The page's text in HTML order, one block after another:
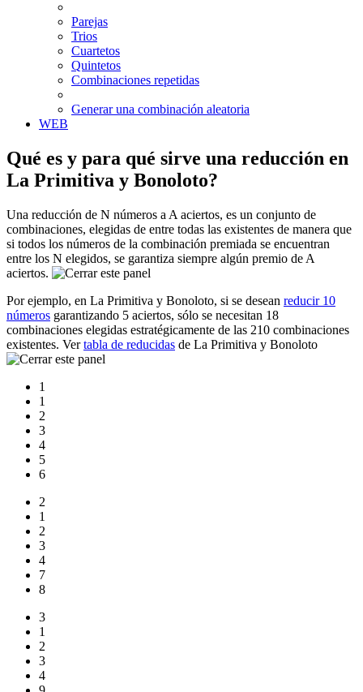
Parejas
Trios
Cuartetos
Quintetos
Combinaciones repetidas
Generar una combinación aleatoria
WEB
Qué es y para qué sirve una reducción en
La Primitiva y Bonoloto?
Una reducción de N números a A aciertos, es un conjunto de
combinaciones, elegidas de entre todas las existentes de manera que
si todos los números de la combinación premiada se encuentran
entre los N elegidos, se garantiza siempre algún premio de A
aciertos.
Por ejemplo, en La Primitiva y Bonoloto, si se desean reducir 10
números garantizando 5 aciertos, sólo se necesitan 18
combinaciones elegidas estratégicamente de las 210 combinaciones
existentes. Vertabla de reducidas de La Primitiva y Bonoloto
1
1
2
3
4
5
6
2
1
2
3
4
7
8
3
1
2
3
4